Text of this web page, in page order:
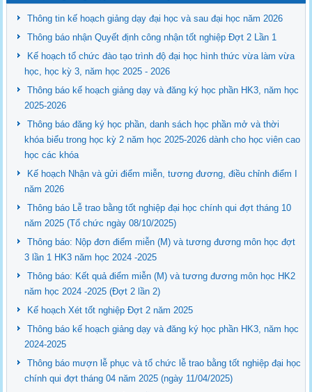
Thông tin kế hoạch giảng dạy đại học và sau đại học năm 2026
Thông báo nhận Quyết định công nhận tốt nghiệp Đợt 2 Lần 1
Kế hoạch tổ chức đào tạo trình độ đại học hình thức vừa làm vừa
học, học kỳ 3, năm học 2025 - 2026
Thông báo kế hoạch giảng dạy và đăng ký học phần HK3, năm học
2025-2026
Thông báo đăng ký học phần, danh sách học phần mở và thời
khóa biểu trong học kỳ 2 năm học 2025-2026 dành cho học viên cao
học các khóa
Kế hoạch Nhận và gửi điểm miễn, tương đương, điều chỉnh điểm I
năm 2026
Thông báo Lễ trao bằng tốt nghiệp đại học chính qui đợt tháng 10
năm 2025 (Tổ chức ngày 08/10/2025)
Thông báo: Nộp đơn điểm miễn (M) và tương đương môn học đợt
3 lần 1 HK3 năm học 2024 -2025
Thông báo: Kết quả điểm miễn (M) và tương đương môn học HK2
năm học 2024 -2025 (Đợt 2 lần 2)
Kế hoạch Xét tốt nghiệp Đợt 2 năm 2025
Thông báo kế hoạch giảng dạy và đăng ký học phần HK3, năm học
2024-2025
Thông báo mượn lễ phục và tổ chức lễ trao bằng tốt nghiệp đại học
chính qui đợt tháng 04 năm 2025 (ngày 11/04/2025)